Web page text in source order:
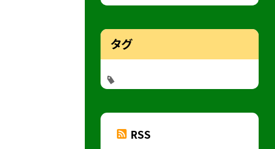
タグ
RSS